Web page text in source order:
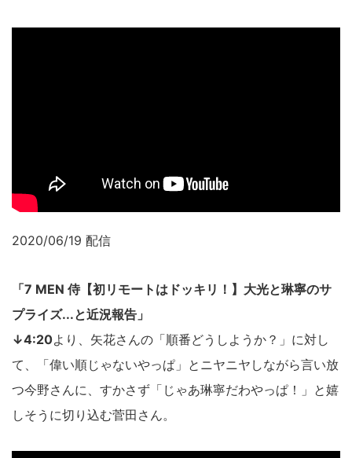
2020/06/19 配信
「7 MEN 侍【初リモートはドッキリ！】大光と琳寧のサ
プライズ...と近況報告」
↓4:20より、矢花さんの「順番どうしようか？」に対し
て、「偉い順じゃないやっぱ」とニヤニヤしながら言い放
つ今野さんに、すかさず「じゃあ琳寧だわやっぱ！」と嬉
しそうに切り込む菅田さん。